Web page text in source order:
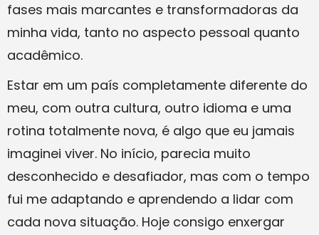
fases mais marcantes e transformadoras da
minha vida, tanto no aspecto pessoal quanto
acadêmico.
Estar em um país completamente diferente do
meu, com outra cultura, outro idioma e uma
rotina totalmente nova, é algo que eu jamais
imaginei viver. No início, parecia muito
desconhecido e desafiador, mas com o tempo
fui me adaptando e aprendendo a lidar com
cada nova situação. Hoje consigo enxergar